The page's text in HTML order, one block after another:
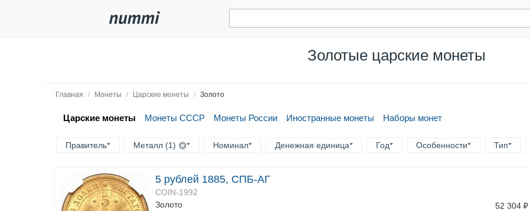
Золотые царские монеты
Главная / Монеты / Царские монеты / Золото
Царские монеты Монеты СССР Монеты России Иностранные монеты Наборы монет
Правитель Металл (1) Номинал Денежная единица Год Особенности Тип
5 рублей 1885, СПБ-АГ
COIN-1992
Золото
52 304 ₽